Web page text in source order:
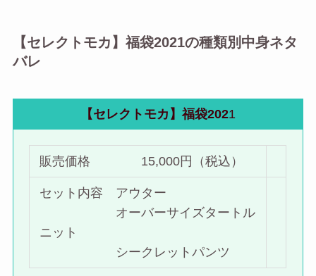
【セレクトモカ】福袋2021の種類別中身ネタ
バレ
【セレクトモカ】福袋2021
販売価格 15,000円（税込）
セット内容 アウター
オーバーサイズタートル
ニット
シークレットパンツ